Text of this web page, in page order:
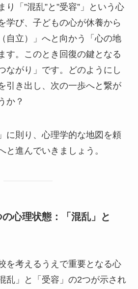
り「”混乱”と”受容”」という心
学び、子どもの心が休養から
自立）」へと向かう「心の地
す。このとき回復の鍵となる
ながり」です。どのようにし
引き出し、次の一歩へと繋が
か？
に則り、心理学的な地図を頼
と進んでいきましょう。
心理状態：「混乱」と
を考えるうえで重要となる心
乱」と「受容」の2つが示され